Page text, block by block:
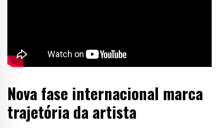
Nova fase internacional marca
trajetória da artista